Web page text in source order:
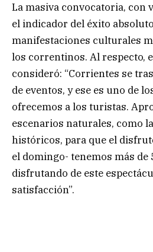
La masiva convocatoria, con
el indicador del éxito
manifestaciones culturales
los correntinos. Al respecto,
consideró: “Corrientes se
de eventos, y ese es uno de
ofrecemos a los turistas.
escenarios naturales, como
históricos, para que el
el domingo- tenemos más de
disfrutando de este
satisfacción”.